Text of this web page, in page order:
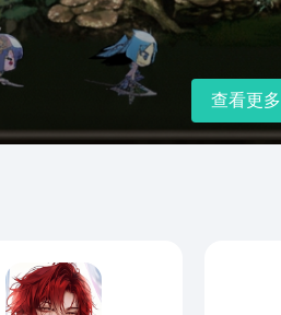
查看更多